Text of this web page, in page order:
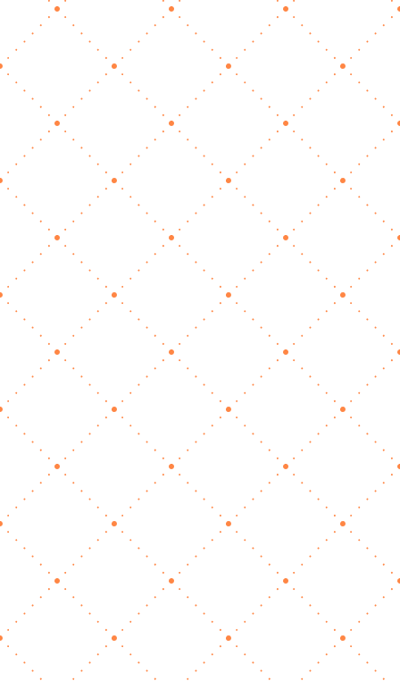
gerade jetzt gute Inhalte
wichtig sind
Nov. 6, 2025 |
Unternehmensstrategie
Wenn die Tage kürzer werden, Kerzen
angezündet und die Terminkalender voller
Jahresabschlüsse, Betriebs-Weihnachstfeiern
und Familienpläne sind, passiert online oft
dasselbe wie offline: viele schalten runter. Für
Social-Media-Profile bedeutet das häufig
weniger…
mehr lesen…
🐾 Deine Website als
Mitarbeitende – was sie
für dich tun sollte
Okt. 23, 2025
Marketing
Stell dir vor, du hättest jemanden in deinem
Team, der rund um die Uhr für dich
arbeitet.Jemand, der nie krank ist, keine Pausen
braucht, freundlich mit jedem spricht, der sich
für dein Angebot interessiert – und dabei auch
noch deinen Stil und deine Werte perfekt…
mehr lesen…